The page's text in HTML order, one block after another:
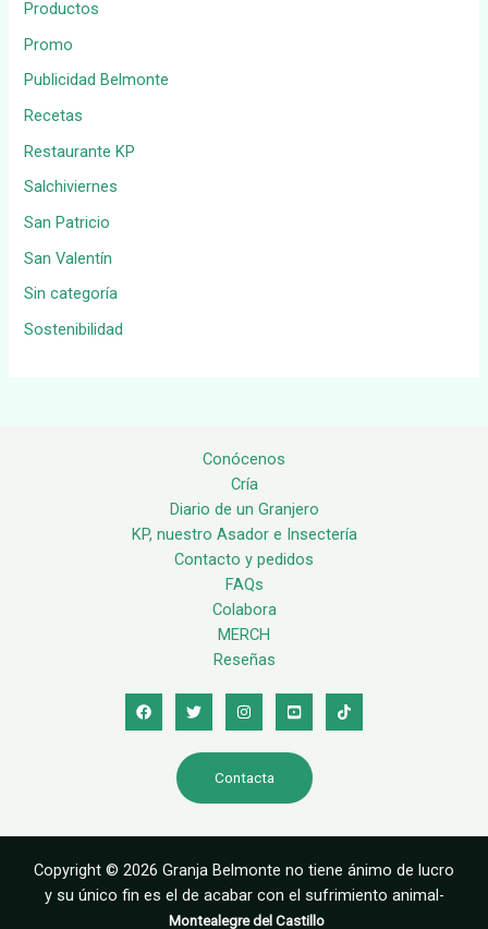
Productos
Promo
Publicidad Belmonte
Recetas
Restaurante KP
Salchiviernes
San Patricio
San Valentín
Sin categoría
Sostenibilidad
Conócenos
Cría
Diario de un Granjero
KP, nuestro Asador e Insectería
Contacto y pedidos
FAQs
Colabora
MERCH
Reseñas
Contacta
Copyright © 2026 Granja Belmonte no tiene ánimo de lucro
y su único fin es el de acabar con el sufrimiento animal-
Montealegre del Castillo